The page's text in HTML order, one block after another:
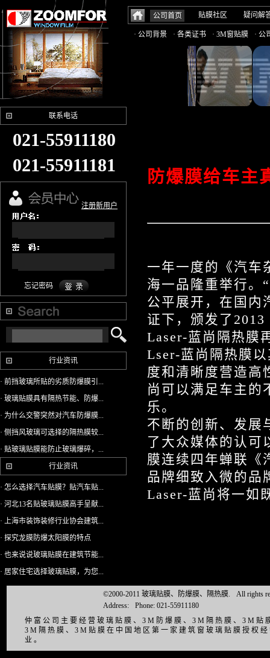
公司首页 贴膜社区 疑问解
· 公司背景 · 各类证书 · 3M窗贴膜 · 公
联系电话
021-55911180
021-55911181
注册新用户
忘记密码
行业资讯
· 前挡玻璃所贴的劣质防爆膜引...
· 玻璃贴膜具有隔热节能、防爆...
· 为什么交警突然对汽车防爆膜...
· 侧挡风玻璃可选择的隔热膜较...
· 贴玻璃贴膜能防止玻璃爆碎，...
行业资讯
· 怎么选择汽车贴膜？贴汽车贴...
· 河北13名贴玻璃贴膜高手呈献...
· 上海市装饰装修行业协会建筑...
· 探究龙膜防爆太阳膜的特点
· 也来说说玻璃贴膜在建筑节能...
· 居家住宅选择玻璃贴膜，为您...
防爆膜给车主
一年一度的《汽车
海一品隆重举行。
公平展开，在国内
证下，颁发了
Laser-蓝尚隔热膜
Lser-蓝尚隔热膜
度和清晰度营造高
尚可以满足车主的
乐。
不断的创新、发展
了大众媒体的认可
膜连续四年蝉联《
品牌细致入微的品
Laser-蓝尚将一如
©2000-2011 玻璃贴膜、防爆膜、隔热膜.
All rights
Address:
Phone: 021-55911180
仲富公司主要经营玻璃贴膜、3M防爆膜、3M隔热膜、3M
3M隔热膜、3M贴膜在中国地区第一家建筑窗玻璃贴膜授权
业。